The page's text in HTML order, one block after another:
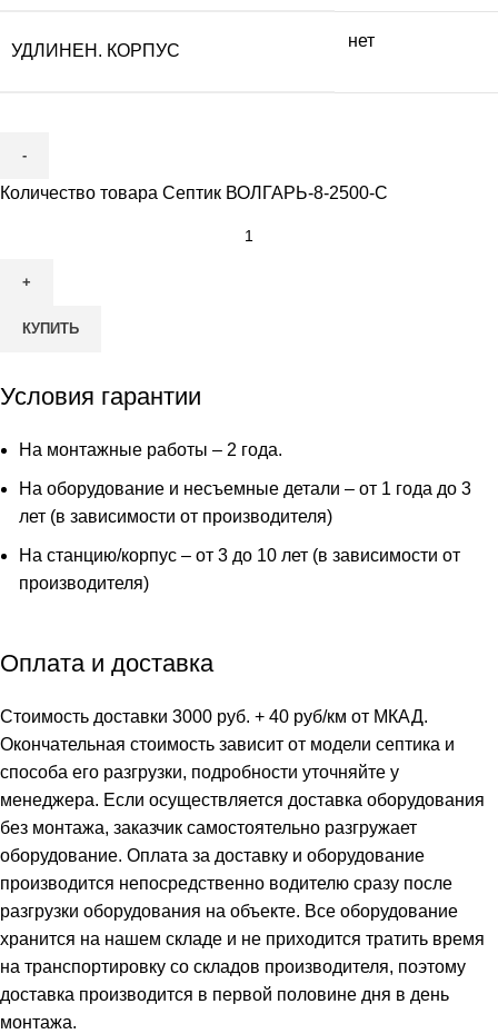
УДЛИНЕН. КОРПУС
нет
Количество товара Септик ВОЛГАРЬ-8-2500-С
КУПИТЬ
Условия гарантии
На монтажные работы – 2 года.
На оборудование и несъемные детали – от 1 года до 3
лет (в зависимости от производителя)
На станцию/корпус – от 3 до 10 лет (в зависимости от
производителя)
Оплата и доставка
Стоимость доставки 3000 руб. + 40 руб/км от МКАД.
Окончательная стоимость зависит от модели септика и
способа его разгрузки, подробности уточняйте у
менеджера. Если осуществляется доставка оборудования
без монтажа, заказчик самостоятельно разгружает
оборудование. Оплата за доставку и оборудование
производится непосредственно водителю сразу после
разгрузки оборудования на объекте. Все оборудование
хранится на нашем складе и не приходится тратить время
на транспортировку со складов производителя, поэтому
доставка производится в первой половине дня в день
монтажа.